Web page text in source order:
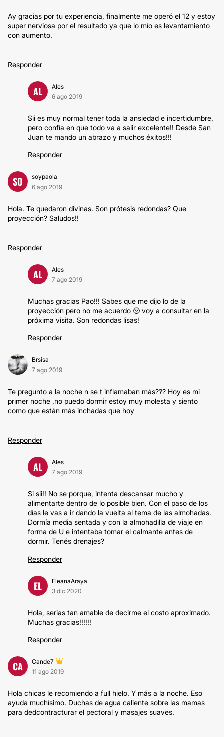
Ay gracias por tu experiencia, finalmente me operó el 12 y estoy
super nerviosa por el resultado ya que lo mío es levantamiento
con aumento.
Responder
AL
Ales
6 ago 2019
Sii es muy normal tener toda la ansiedad e incertidumbre,
pero confía en que todo va a salir excelente!! Desde San
Juan te mando un abrazo y muchos éxitos!!!
Responder
SO
soypaola
6 ago 2019
Hola. Te quedaron divinas. Son prótesis redondas? Que
proyección? Saludos!!
Responder
AL
Ales
7 ago 2019
Muchas gracias Pao!!! Sabes que me dijo lo de la
proyección pero no me acuerdo 🥺 voy a consultar en la
próxima visita. Son redondas lisas!
Responder
Brsisa
7 ago 2019
Te pregunto a la noche n se t inflamaban más??? Hoy es mi
primer noche ,no puedo dormir estoy muy molesta y siento
como que están más inchadas que hoy
Responder
AL
Ales
7 ago 2019
Si sii!! No se porque, intenta descansar mucho y
alimentarte dentro de lo posible bien. Con el paso de los
días le vas a ir dando la vuelta al tema de las almohadas.
Dormía media sentada y con la almohadilla de viaje en
forma de U e intentaba tomar el calmante antes de
dormir. Tenés drenajes?
Responder
EL
EleanaAraya
3 dic 2020
Hola, serias tan amable de decirme el costo aproximado.
Muchas gracias!!!!!!
Responder
CA
Cande7
11 ago 2019
Hola chicas le recomiendo a full hielo. Y más a la noche. Eso
ayuda muchísimo. Duchas de agua caliente sobre las mamas
para dedcontracturar el pectoral y masajes suaves.